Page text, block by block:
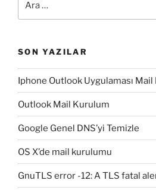
SON YAZILAR
Iphone Outlook Uygulaması
Outlook Mail Kurulum
Google Genel DNS’yi Temizle
OS X’de mail kurulumu
GnuTLS error -12: A TLS fatal